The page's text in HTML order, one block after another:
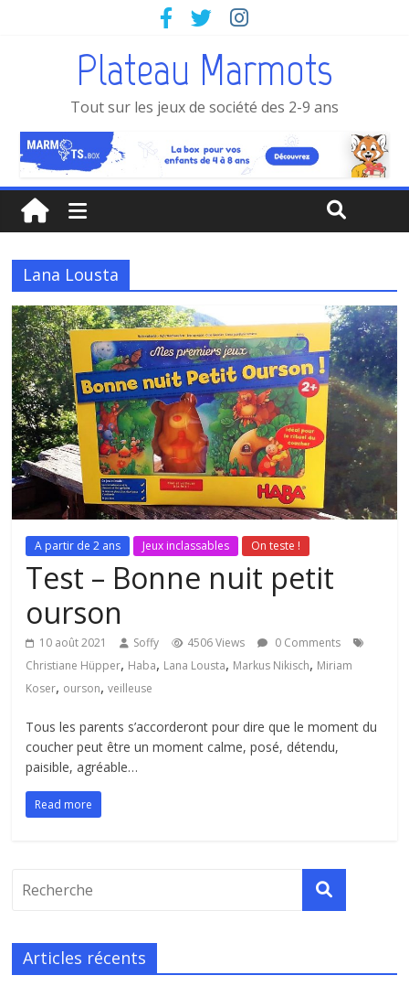
Plateau Marmots
Tout sur les jeux de société des 2-9 ans
Lana Lousta
A partir de 2 ans Jeux inclassables On teste !
Test – Bonne nuit petit
ourson
10 août 2021 Soffy 4506 Views
0 Comments
Christiane Hüpper, Haba, Lana Lousta, Markus Nikisch, Miriam
Koser, ourson,veilleuse
Tous les parents s’accorderont pour dire que le moment du
coucher peut être un moment calme, posé, détendu,
paisible, agréable…
Read more
Articles récents